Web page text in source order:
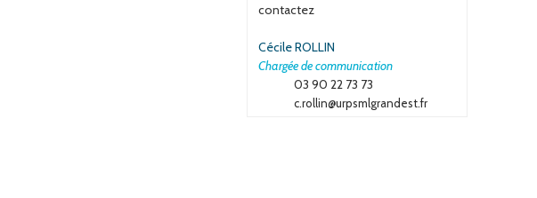
contactez
Cécile ROLLIN
Chargée de communication
03 90 22 73 73
c.rollin@urpsmlgrandest.fr